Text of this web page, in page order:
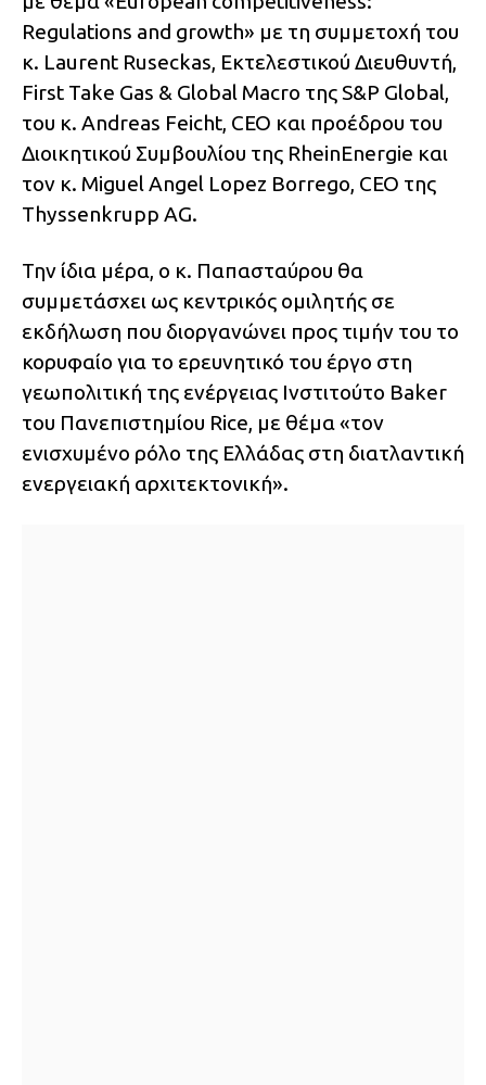
Regulations and growth» με τη συμμετοχή του
κ. Laurent Ruseckas, Εκτελεστικού Διευθυντή,
First Take Gas & Global Macro της S&P Global,
του κ. Andreas Feicht, CEO και προέδρου του
Διοικητικού Συμβουλίου της RheinEnergie και
τον κ. Miguel Angel Lopez Borrego, CEO της
Τhyssenkrupp AG.
Την ίδια μέρα, ο κ. Παπασταύρου θα
συμμετάσχει ως κεντρικός ομιλητής σε
εκδήλωση που διοργανώνει προς τιμήν του το
κορυφαίο για το ερευνητικό του έργο στη
γεωπολιτική της ενέργειας Ινστιτούτο Baker
του Πανεπιστημίου Rice, με θέμα «τον
ενισχυμένο ρόλο της Ελλάδας στη διατλαντική
ενεργειακή αρχιτεκτονική».